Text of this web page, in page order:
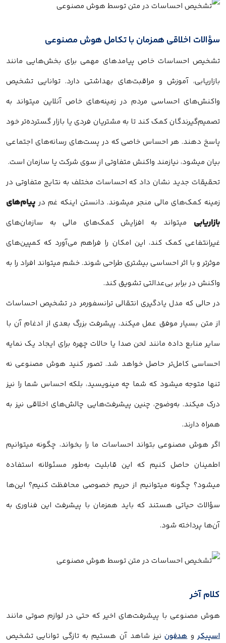
سؤالات اخلاقی همزمان با تکامل هوش مصنوعی
تشخیص احساسات خاص پیامدهای مهمی برای بخش‌هایی مانند
بازاریابی، آموزش و مراقبت‌های بهداشتی دارد. توانایی تشخیص
واکنش‌های احساسی مردم در زمینه‌های خاص آنلاین میتواند به
تصمیم‌گیرندگان کمک کند تا به مشتریان فردی یا بازار گسترده‌تر خود
پاسخ دهند. هر احساس خاصی که در پست‌های رسانه‌های اجتماعی
بیان میشود، نیازمند واکنش متفاوتی از سوی شرکت یا سازمان است.
تحقیقات جدید نشان داد که احساسات مختلف به نتایج متفاوتی در
زمینه کمک‌های مالی منجر میشوند. دانستن اینکه غم در پیام‌های
بازاریابی میتواند به افزایش کمک‌های مالی به سازمان‌های
غیرانتفاعی کمک کند، این امکان را فراهم می‌آورد که کمپین‌های
موثرتر و با اثر احساسی بیشتری طراحی شوند. خشم میتواند افراد را به
واکنش در برابر بی‌عدالتی تشویق کند.
در حالی که مدل یادگیری انتقالی ترانسفورمر در تشخیص احساسات
از متن بسیار موفق عمل میکند، پیشرفت بزرگ بعدی از ادغام آن با
سایر منابع داده مانند لحن صدا یا حالات چهره برای ایجاد یک نمایه
احساسی کامل‌تر حاصل خواهد شد. تصور کنید هوش مصنوعی نه
تنها متوجه میشود که شما چه مینویسید، بلکه احساس شما را نیز
درک میکند. به‌وضوح، چنین پیشرفت‌هایی چالش‌های اخلاقی نیز به
همراه دارند.
اگر هوش مصنوعی بتواند احساسات ما را بخواند، چگونه میتوانیم
اطمینان حاصل کنیم که این قابلیت به‌طور مسئولانه استفاده
میشود؟ چگونه میتوانیم از حریم خصوصی محافظت کنیم؟ این‌ها
سؤالات حیاتی هستند که باید همزمان با پیشرفت این فناوری به
آن‌ها پرداخته شود.
کلام آخر
هوش مصنوعی با پیشرفت‌های اخیر که حتی در لوازم صوتی مانند
اسپیکروهدفوننیز شاهد آن هستیم به تازگی توانایی تشخیص